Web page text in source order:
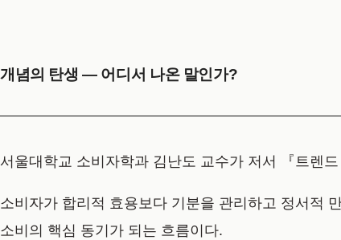
개념의 탄생 — 어디서 나온 말인가?
서울대학교 소비자학과 김난도 교수가 저서 『트렌
소비자가 합리적 효용보다 기분을 관리하고 정서적
소비의 핵심 동기가 되는 흐름이다.